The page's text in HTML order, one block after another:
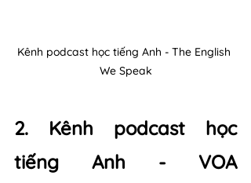
Kênh podcast học tiếng Anh - The English
We Speak
2. Kênh podcast học
tiếng Anh - VOA